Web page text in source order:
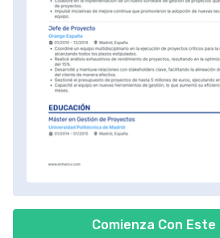
Comienza Con Este